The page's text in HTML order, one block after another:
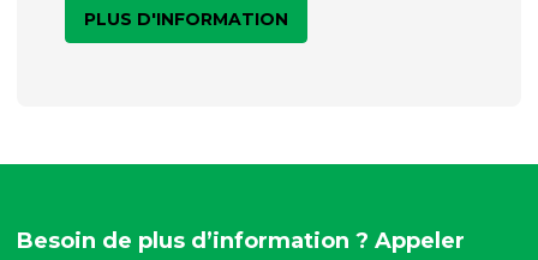
PLUS D'INFORMATION
Besoin de plus d’information ? Appeler